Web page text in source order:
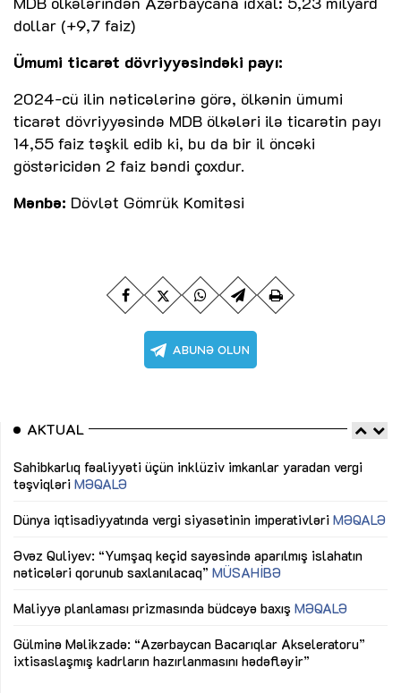
dollar (+9,7 faiz)
Ümumi ticarət dövriyyəsindəki payı:
2024-cü ilin nəticələrinə görə, ölkənin ümumi
ticarət dövriyyəsində MDB ölkələri ilə ticarətin payı
14,55 faiz təşkil edib ki, bu da bir il öncəki
göstəricidən 2 faiz bəndi çoxdur.
Mənbə: Dövlət Gömrük Komitəsi
AKTUAL
Sahibkarlıq fəaliyyəti üçün inklüziv imkanlar yaradan vergi
təşviqləri MƏQALƏ
Dünya iqtisadiyyatında vergi siyasətinin imperativləri MƏQALƏ
Əvəz Quliyev: “Yumşaq keçid sayəsində aparılmış islahatın
nəticələri qorunub saxlanılacaq” MÜSAHİBƏ
Maliyyə planlaması prizmasında büdcəyə baxış MƏQALƏ
Gülminə Məlikzadə: “Azərbaycan Bacarıqlar Akseleratoru”
ixtisaslaşmış kadrların hazırlanmasını hədəfləyir”